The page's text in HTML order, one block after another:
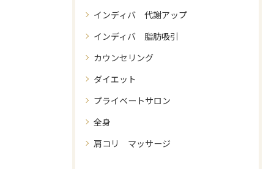
インディバ 代謝アップ
インディバ 脂肪吸引
カウンセリング
ダイエット
プライベートサロン
全身
肩コリ マッサージ